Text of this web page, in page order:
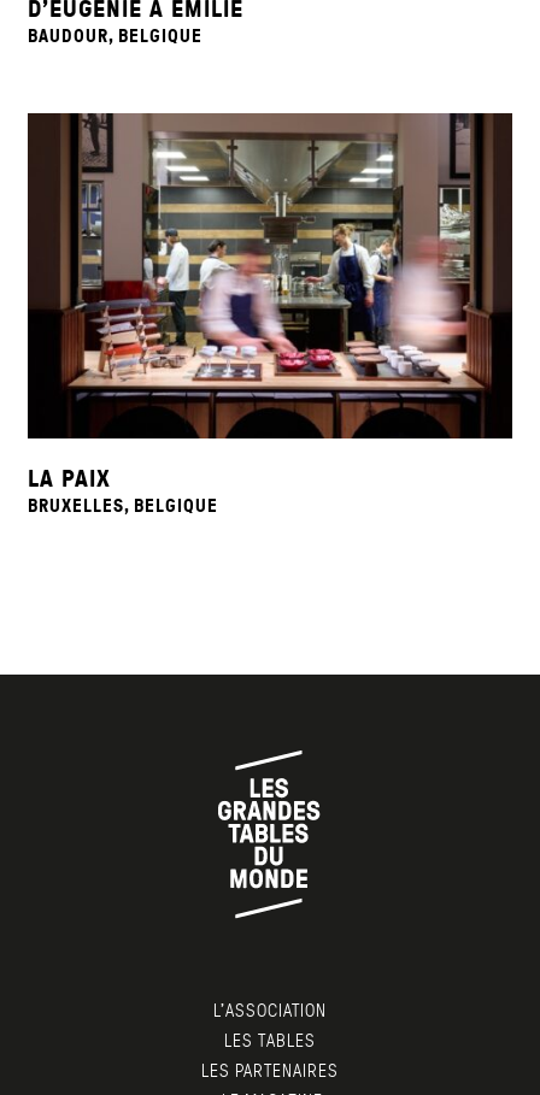
D’EUGÉNIE À ÉMILIE
BAUDOUR, BELGIQUE
LA PAIX
BRUXELLES, BELGIQUE
L’ASSOCIATION
LES TABLES
LES PARTENAIRES